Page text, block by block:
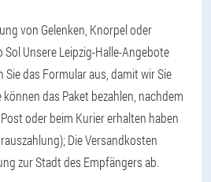
von Gelenken, Knorpel oder
Unsere Leipzig-Halle-Angebote
Sie das Formular aus, damit wir Sie
das Paket bezahlen, nachdem
oder beim Kurier erhalten haben
Die Versandkosten
zur Stadt des Empfängers ab.